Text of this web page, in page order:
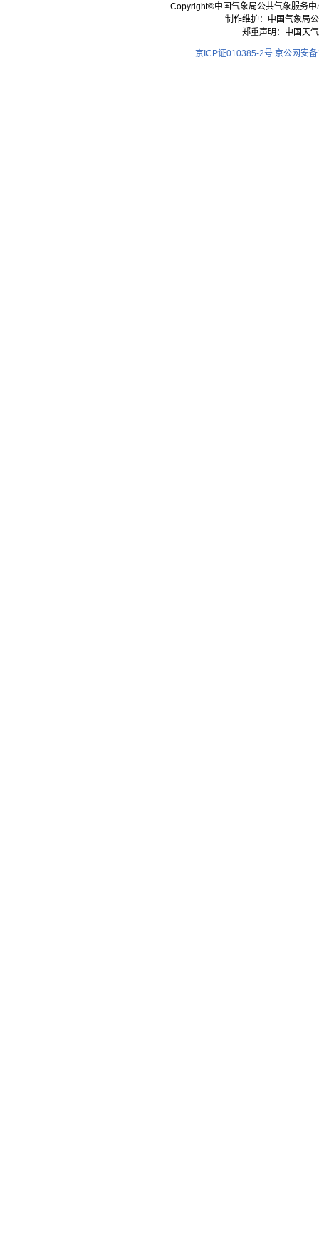
Copyright©中国气象局公共气象服务
制作维护：中国气象局
郑重声明：中国天
京ICP证010385-2号 京公网安